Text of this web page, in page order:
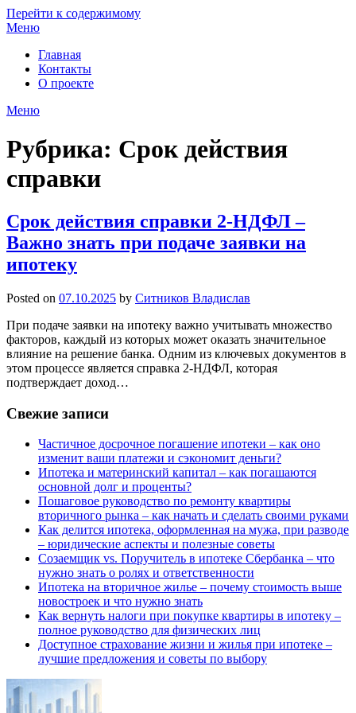
Перейти к содержимому
Меню
Главная
Контакты
О проекте
Меню
Рубрика: Срок действия
справки
Срок действия справки 2-НДФЛ –
Важно знать при подаче заявки на
ипотеку
Posted on 07.10.2025 by Ситников Владислав
При подаче заявки на ипотеку важно учитывать множество
факторов, каждый из которых может оказать значительное
влияние на решение банка. Одним из ключевых документов в
этом процессе является справка 2-НДФЛ, которая
подтверждает доход…
Свежие записи
Частичное досрочное погашение ипотеки – как оно
изменит ваши платежи и сэкономит деньги?
Ипотека и материнский капитал – как погашаются
основной долг и проценты?
Пошаговое руководство по ремонту квартиры
вторичного рынка – как начать и сделать своими руками
Как делится ипотека, оформленная на мужа, при разводе
– юридические аспекты и полезные советы
Созаемщик vs. Поручитель в ипотеке Сбербанка – что
нужно знать о ролях и ответственности
Ипотека на вторичное жилье – почему стоимость выше
новостроек и что нужно знать
Как вернуть налоги при покупке квартиры в ипотеку –
полное руководство для физических лиц
Доступное страхование жизни и жилья при ипотеке –
лучшие предложения и советы по выбору